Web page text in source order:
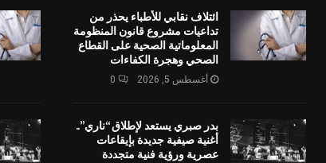
ائتلاف نقابي للأطباء يحذر من
تداعيات مشروع قانون المنظومة
المعلوماتية الصحية على القطاع
الصحي وهجرة الكفاءات
أغسطس 5, 2026 0
بدر صبري يستعد لإطلاق “ناري”..
أغنية صيفية جديدة بإيقاعات
عصرية ورؤية فنية متجددة